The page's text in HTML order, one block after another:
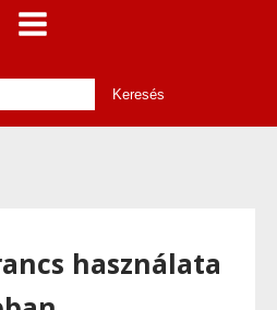
használata